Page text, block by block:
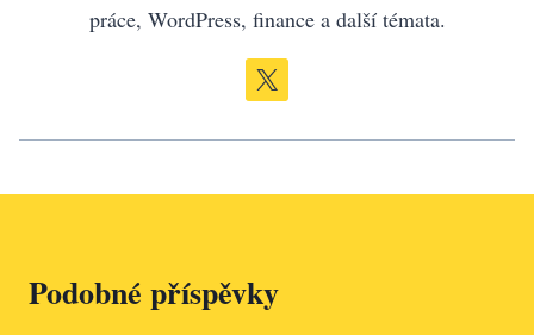
práce, WordPress, finance a další témata.
Podobné příspěvky